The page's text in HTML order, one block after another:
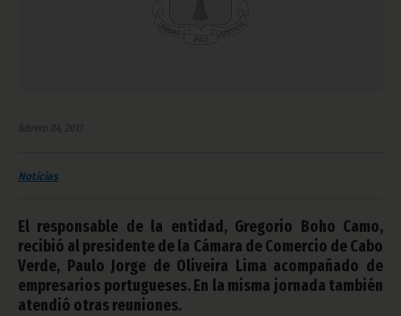
febrero 04, 2013
Noticias
El responsable de la entidad, Gregorio Boho Camo,
recibió al presidente de la Cámara de Comercio de Cabo
Verde, Paulo Jorge de Oliveira Lima acompañado de
empresarios portugueses. En la misma jornada también
atendió otras reuniones.